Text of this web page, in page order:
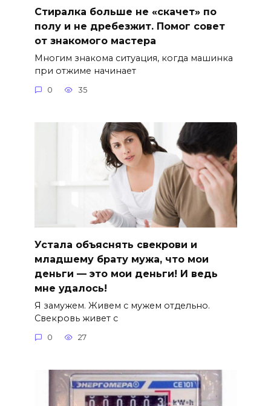
Стиралка больше не «скачет» по
полу и не дребезжит. Помог совет
от знакомого мастера
Многим знакома ситуация, когда машинка
при отжиме начинает
0 35
Устала объяснять свекрови и
младшему брату мужа, что мои
деньги — это мои деньги! И ведь
мне удалось!
Я замужем. Живем с мужем отдельно.
Свекровь живет с
0 27